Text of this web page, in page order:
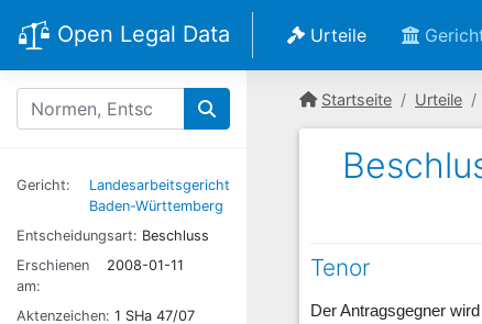
Open Legal Data Urteile
Gericht:
Landesarbeitsgericht
Baden-Württemberg
Entscheidungsart: Beschluss
Erschienen
am:
2008-01-11
Aktenzeichen: 1 SHa 47/07
Startseite Urteile
Tenor
Der Antragsgegner